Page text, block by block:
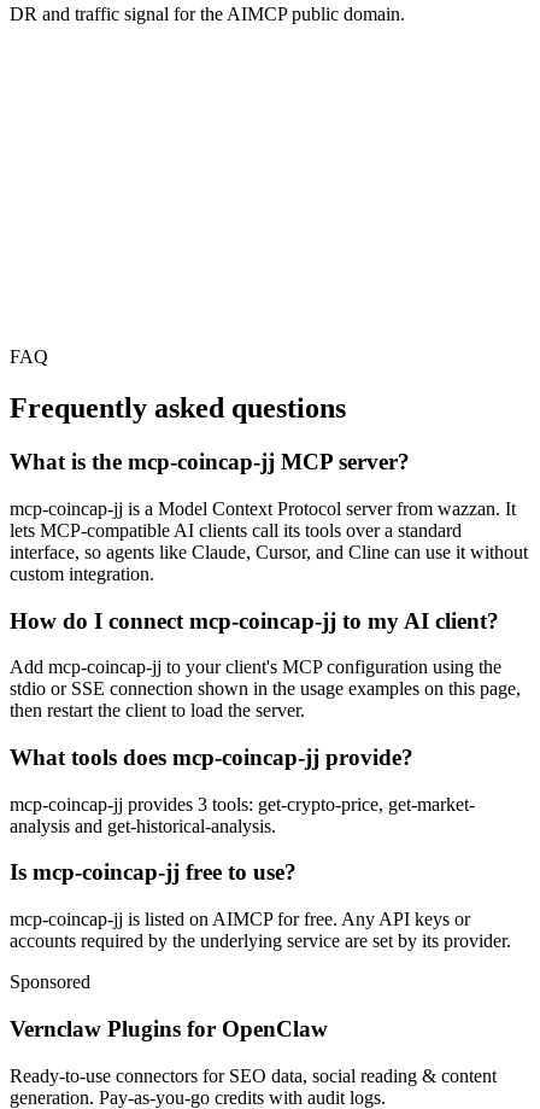
DR and traffic signal for the AIMCP public domain.
FAQ
Frequently asked questions
What is the mcp-coincap-jj MCP server?
mcp-coincap-jj is a Model Context Protocol server from wazzan. It
lets MCP-compatible AI clients call its tools over a standard
interface, so agents like Claude, Cursor, and Cline can use it without
custom integration.
How do I connect mcp-coincap-jj to my AI client?
Add mcp-coincap-jj to your client's MCP configuration using the
stdio or SSE connection shown in the usage examples on this page,
then restart the client to load the server.
What tools does mcp-coincap-jj provide?
mcp-coincap-jj provides 3 tools: get-crypto-price, get-market-
analysis and get-historical-analysis.
Is mcp-coincap-jj free to use?
mcp-coincap-jj is listed on AIMCP for free. Any API keys or
accounts required by the underlying service are set by its provider.
Sponsored
Vernclaw Plugins for OpenClaw
Ready-to-use connectors for SEO data, social reading & content
generation. Pay-as-you-go credits with audit logs.